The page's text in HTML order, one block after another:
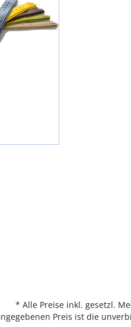
* Alle Preise inkl. gesetzl.
Preis ist die